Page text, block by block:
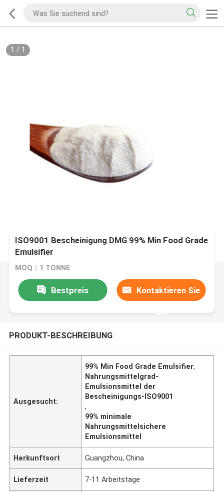
1 / 1
ISO9001 Bescheinigung DMG 99% Min Food Grade
Emulsifier
MOQ：1 TONNE
Bestpreis Kontaktieren Sie
uns
PRODUKT-BESCHREIBUNG
Ausgesucht:
99% Min Food Grade Emulsifier,
Nahrungsmittelgrad-
Emulsionsmittel der
Bescheinigungs-ISO9001
,
99% minimale
Nahrungsmittelsichere
Emulsionsmittel
Herkunftsort Guangzhou, China
Lieferzeit 7-11 Arbeitstage